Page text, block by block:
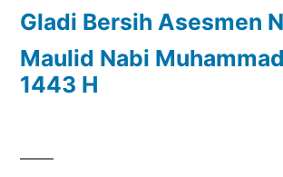
Gladi Bersih Asesmen
Maulid Nabi
1443 H